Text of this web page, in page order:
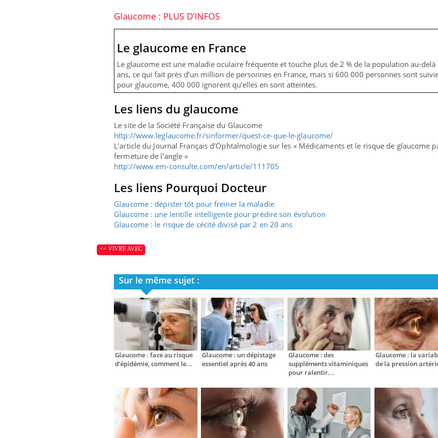
Glaucome : PLUS D’INFOS
Le glaucome en France
Le glaucome est une maladie oculaire fréquente et touche plus de 2 % de la population au-delà
ans, ce qui fait près d’un million de personnes en France, mais si 600 000 personnes sont
pour glaucome, 400 000 ignorent qu’elles en sont atteintes.
Les liens du glaucome
Le site de la Société Française du Glaucome
http://www.leglaucome.fr/sinformer/quest-ce-que-le-glaucome/
L’article du Journal Français d’Ophtalmologie sur les « Médicaments et le risque de glaucome
fermeture de l’angle »
http://www.em-consulte.com/en/article/111705
Les liens Pourquoi Docteur
Glaucome : dépister tôt pour freiner la maladie
Glaucome : une lentille intelligente pour prédire son évolution
Glaucome : le risque de cécité divisé par 2 en 20 ans
<< VIVRE AVEC
Sur le même sujet :
Glaucome : face au risque
d’épidémie, comment le...
Glaucome : un dépistage
essentiel après 40 ans
Glaucome : des
suppléments vitaminiques
pour ralentir...
Glaucome : la
de la pression
Carence en fer : comprendre pour Youtube
Insuline & Charge mentale : et si on
osait en parler?? Youtube
Youtube
Eczéma Chronique
préparer pour l’été !